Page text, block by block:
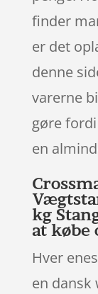
finder
er det
denne
varerne
gøre
en
kg
at købe
Hver
en dansk